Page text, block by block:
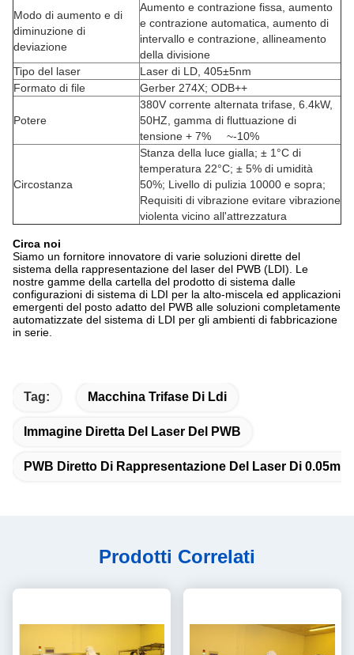
Modo di aumento e di
diminuzione di
deviazione
Aumento e contrazione fissa, aumento
e contrazione automatica, aumento di
intervallo e contrazione, allineamento
della divisione
Tipo del laser
Laser di LD, 405±5nm
Formato di file
Gerber 274X; ODB++
Potere
380V corrente alternata trifase, 6.4kW,
50HZ, gamma di fluttuazione di
tensione + 7% ~-10%
Circostanza
Stanza della luce gialla; ± 1°C di
temperatura 22°C; ± 5% di umidità
50%; Livello di pulizia 10000 e sopra;
Requisiti di vibrazione evitare vibrazione
violenta vicino all'attrezzatura
Circa noi
Siamo un fornitore innovatore di varie soluzioni dirette del
sistema della rappresentazione del laser del PWB (LDI). Le
nostre gamme della cartella del prodotto di sistema dalle
configurazioni di sistema di LDI per la alto-miscela ed applicazioni
emergenti del posto adatto del PWB alle soluzioni completamente
automatizzate del sistema di LDI per gli ambienti di fabbricazione
in serie.
Tag: Macchina Trifase Di Ldi
Immagine Diretta Del Laser Del PWB
PWB Diretto Di Rappresentazione Del Laser Di 0.05mm
Prodotti Correlati